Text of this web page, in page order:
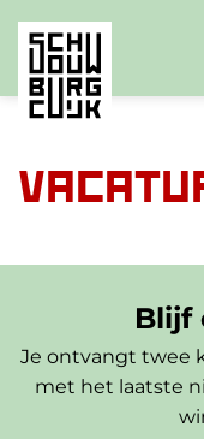
Blijf
Je ontvangt twee
met het laatste